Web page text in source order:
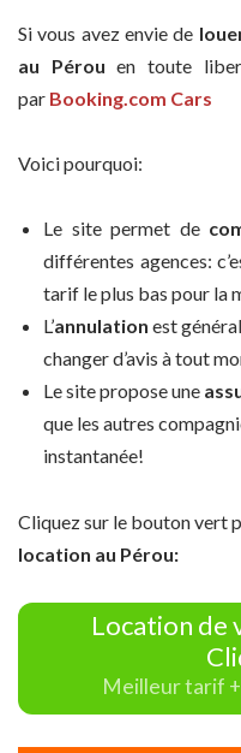
Si vous avez envie de
au Pérouen toute
par Booking.com Cars
Voici pourquoi:
Le site permet de
différentes agences:
tarif le plus bas pour la
L’annulation est
changer d’avis à tout
Le site propose une
que les autres
instantanée!
Cliquez sur le bouton vert
location au Pérou:
Location de
Meilleur tarif